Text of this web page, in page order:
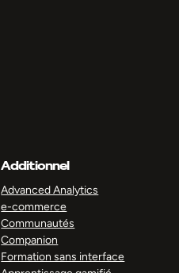
Additionnel
Advanced Analytics
e-commerce
Communautés
Companion
Formation sans interface